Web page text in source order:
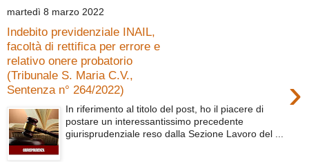
martedì 8 marzo 2022
Indebito previdenziale INAIL,
facoltà di rettifica per errore e
relativo onere probatorio
(Tribunale S. Maria C.V.,
Sentenza n° 264/2022)
›
In riferimento al titolo del post, ho il piacere di
postare un interessantissimo precedente
giurisprudenziale reso dalla Sezione Lavoro del ...